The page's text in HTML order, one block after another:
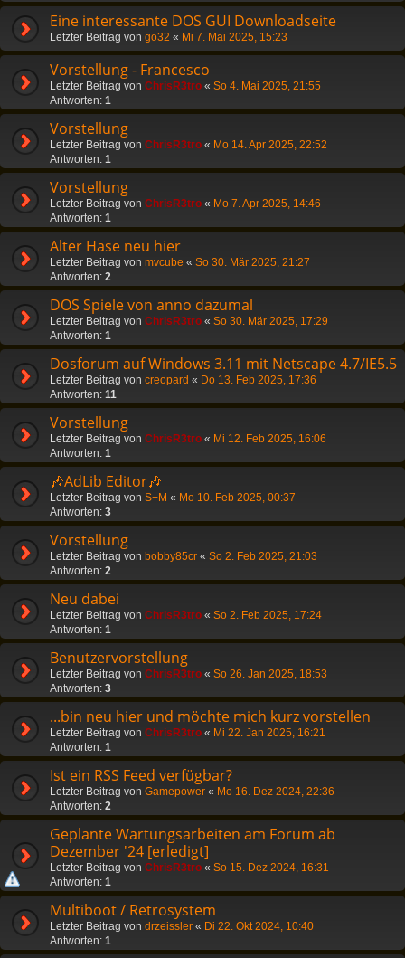
Eine interessante DOS GUI Downloadseite
Letzter Beitrag von go32 « Mi 7. Mai 2025, 15:23
Vorstellung - Francesco
Letzter Beitrag von ChrisR3tro « So 4. Mai 2025, 21:55
Antworten: 1
Vorstellung
Letzter Beitrag von ChrisR3tro « Mo 14. Apr 2025, 22:52
Antworten: 1
Vorstellung
Letzter Beitrag von ChrisR3tro « Mo 7. Apr 2025, 14:46
Antworten: 1
Alter Hase neu hier
Letzter Beitrag von mvcube « So 30. Mär 2025, 21:27
Antworten: 2
DOS Spiele von anno dazumal
Letzter Beitrag von ChrisR3tro « So 30. Mär 2025, 17:29
Antworten: 1
Dosforum auf Windows 3.11 mit Netscape 4.7/IE5.5
Letzter Beitrag von creopard « Do 13. Feb 2025, 17:36
Antworten: 11
Vorstellung
Letzter Beitrag von ChrisR3tro « Mi 12. Feb 2025, 16:06
Antworten: 1
🎶AdLib Editor🎶
Letzter Beitrag von S+M « Mo 10. Feb 2025, 00:37
Antworten: 3
Vorstellung
Letzter Beitrag von bobby85cr « So 2. Feb 2025, 21:03
Antworten: 2
Neu dabei
Letzter Beitrag von ChrisR3tro « So 2. Feb 2025, 17:24
Antworten: 1
Benutzervorstellung
Letzter Beitrag von ChrisR3tro « So 26. Jan 2025, 18:53
Antworten: 3
...bin neu hier und möchte mich kurz vorstellen
Letzter Beitrag von ChrisR3tro « Mi 22. Jan 2025, 16:21
Antworten: 1
Ist ein RSS Feed verfügbar?
Letzter Beitrag von Gamepower « Mo 16. Dez 2024, 22:36
Antworten: 2
Geplante Wartungsarbeiten am Forum ab
Dezember '24 [erledigt]
Letzter Beitrag von ChrisR3tro « So 15. Dez 2024, 16:31
Antworten: 1
Multiboot / Retrosystem
Letzter Beitrag von drzeissler « Di 22. Okt 2024, 10:40
Antworten: 1